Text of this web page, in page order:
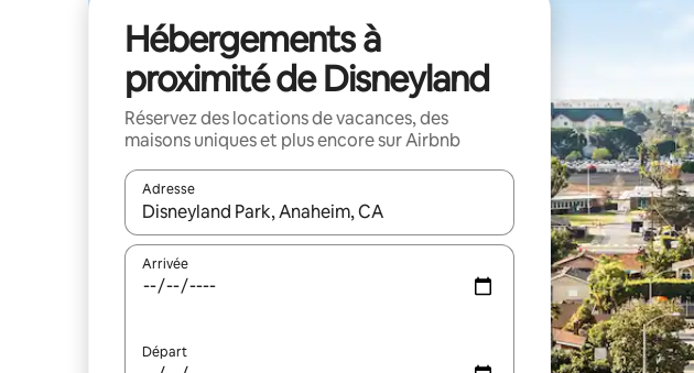
Hébergements à
proximité de Disneyland
Réservez des locations de vacances, des
maisons uniques et plus encore sur Airbnb
Adresse
Lorsque les résultats s'affichent, utilisez les flèches vers le haut et vers le
Arrivée
Départ